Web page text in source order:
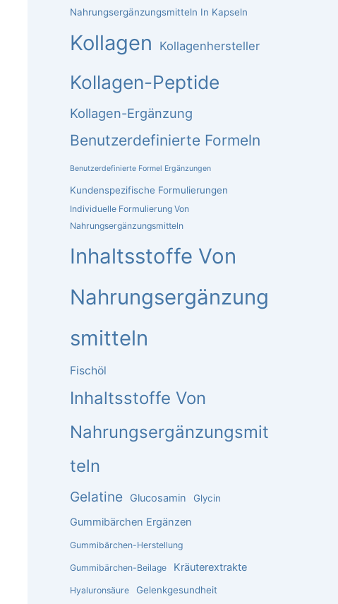
Nahrungsergänzungsmitteln In Kapseln
Kollagen Kollagenhersteller
Kollagen-Peptide
Kollagen-Ergänzung
Benutzerdefinierte Formeln
Benutzerdefinierte Formel Ergänzungen
Kundenspezifische Formulierungen
Individuelle Formulierung Von
Nahrungsergänzungsmitteln
Inhaltsstoffe Von
Nahrungsergänzung
Smitteln
Fischöl
Inhaltsstoffe Von
Nahrungsergänzungsmit
Teln
Gelatine Glucosamin Glycin
Gummibärchen Ergänzen
Gummibärchen-Herstellung
Gummibärchen-Beilage Kräuterextrakte
Hyaluronsäure Gelenkgesundheit